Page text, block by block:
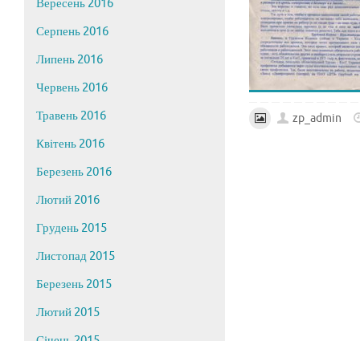
zp_admin
Вересень 2016
Серпень 2016
Липень 2016
Червень 2016
Травень 2016
Квітень 2016
Березень 2016
Лютий 2016
Грудень 2015
Листопад 2015
Березень 2015
Лютий 2015